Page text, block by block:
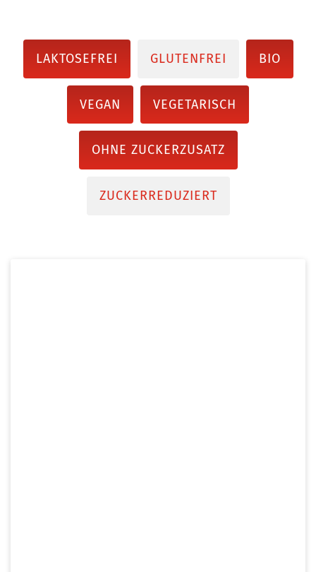
LAKTOSEFREI GLUTENFREI BIO
VEGAN VEGETARISCH
OHNE ZUCKERZUSATZ
ZUCKERREDUZIERT